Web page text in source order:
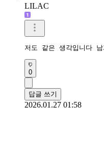
LILAC
저도 같은 생각입니다
0
답글 쓰기
2026.01.27 01:58